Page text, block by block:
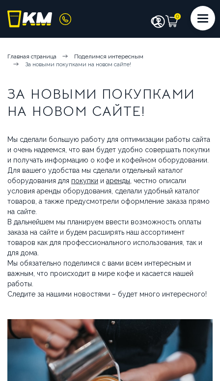
КОФЕМАШИНЫ
ИНГРЕДИЕНТЫ ЧИСТЯЩИЕ СРЕДСТВА
АКСЕССУАРЫ БАРИСТА
АРЕНДА КОФЕМАШИН
КОФЕМАШИНЫ НА СУХИХ ИНГРЕДИЕНТАХ
КОФЕМАШИНЫ НА ЦЕЛЬНОМ МОЛОКЕ
ТРАДИЦИОННЫЕ ЭСПРЕССО-МАШИНЫ
О НАС
О КОМПАНИИ ВАКАНСИИ ОТЗЫВЫ
СЕРВИСНЫЙ ЦЕНТР
ВВОД В ЭКСПЛУАТАЦИЮ
СЕРВИС И РЕМОНТ ГАРАНТИЯ
Главная страница
Поделимся интересным
За новыми покупками на новом сайте!
ЗА НОВЫМИ ПОКУПКАМИ
НА НОВОМ САЙТЕ!
Мы сделали большую работу для оптимизации работы сайта
и очень надеемся, что вам будет удобно совершать покупки
и получать информацию о кофе и кофейном оборудовании.
Для вашего удобства мы сделали отдельный каталог
оборудования для покупки и аренды , честно описали
условия аренды оборудования, сделали удобный каталог
товаров, а также предусмотрели оформление заказа прямо
на сайте.
В дальнейшем мы планируем ввести возможность оплаты
заказа на сайте и будем расширять наш ассортимент
товаров как для профессионального использования, так и
для дома.
Мы обязательно поделимся с вами всем интересным и
важным, что происходит в мире кофе и касается нашей
работы.
Следите за нашими новостями – будет много интересного!